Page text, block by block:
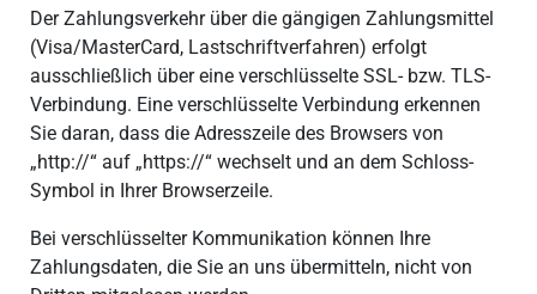
Der Zahlungsverkehr über die gängigen Zahlungsmittel
(Visa/MasterCard, Lastschriftverfahren) erfolgt
ausschließlich über eine verschlüsselte SSL- bzw. TLS-
Verbindung. Eine verschlüsselte Verbindung erkennen
Sie daran, dass die Adresszeile des Browsers von
„http://“ auf „https://“ wechselt und an dem Schloss-
Symbol in Ihrer Browserzeile.
Bei verschlüsselter Kommunikation können Ihre
Zahlungsdaten, die Sie an uns übermitteln, nicht von